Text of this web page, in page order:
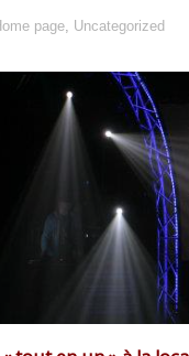
page, Uncategorized